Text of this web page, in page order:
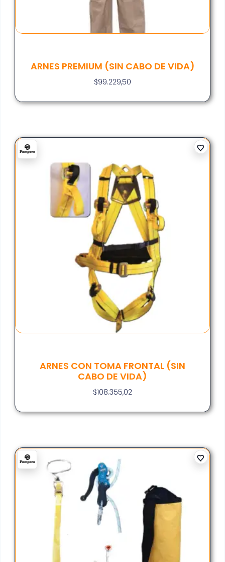
ARNES PREMIUM (SIN CABO DE VIDA)
$99.229,50
ARNES CON TOMA FRONTAL (SIN
CABO DE VIDA)
$108.355,02